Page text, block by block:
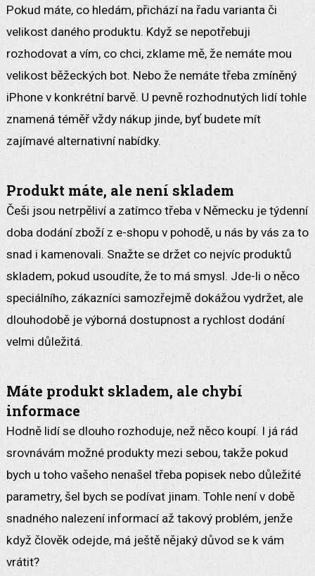
Pokud máte, co hledám, přichází na řadu varianta či
velikost daného produktu. Když se nepotřebuji
rozhodovat a vím, co chci, zklame mě, že nemáte mou
velikost běžeckých bot. Nebo že nemáte třeba zmíněný
iPhone v konkrétní barvě. U pevně rozhodnutých lidí tohle
znamená téměř vždy nákup jinde, byť budete mít
zajímavé alternativní nabídky.
Produkt máte, ale není skladem
Češi jsou netrpěliví a zatímco třeba v Německu je týdenní
doba dodání zboží z e-shopu v pohodě, u nás by vás za to
snad i kamenovali. Snažte se držet co nejvíc produktů
skladem, pokud usoudíte, že to má smysl. Jde-li o něco
speciálního, zákazníci samozřejmě dokážou vydržet, ale
dlouhodobě je výborná dostupnost a rychlost dodání
velmi důležitá.
Máte produkt skladem, ale chybí
informace
Hodně lidí se dlouho rozhoduje, než něco koupí. I já rád
srovnávám možné produkty mezi sebou, takže pokud
bych u toho vašeho nenašel třeba popisek nebo důležité
parametry, šel bych se podívat jinam. Tohle není v době
snadného nalezení informací až takový problém, jenže
když člověk odejde, má ještě nějaký důvod se k vám
vrátit?